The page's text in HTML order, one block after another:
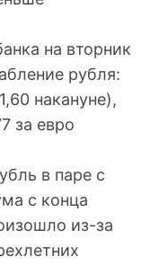
на вторник
рубля:
накануне),
за евро
в паре с
с конца
из-за